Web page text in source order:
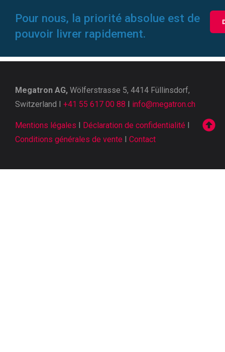
Pour nous, la priorité absolue est de
pouvoir livrer rapidement.
Megatron AG, Wölferstrasse 5, 4414 Füllinsdorf,
Switzerland I +41 55 617 00 88 I info@megatron.ch
Mentions légales Déclaration de confidentialité
Conditions générales de vente
Contact